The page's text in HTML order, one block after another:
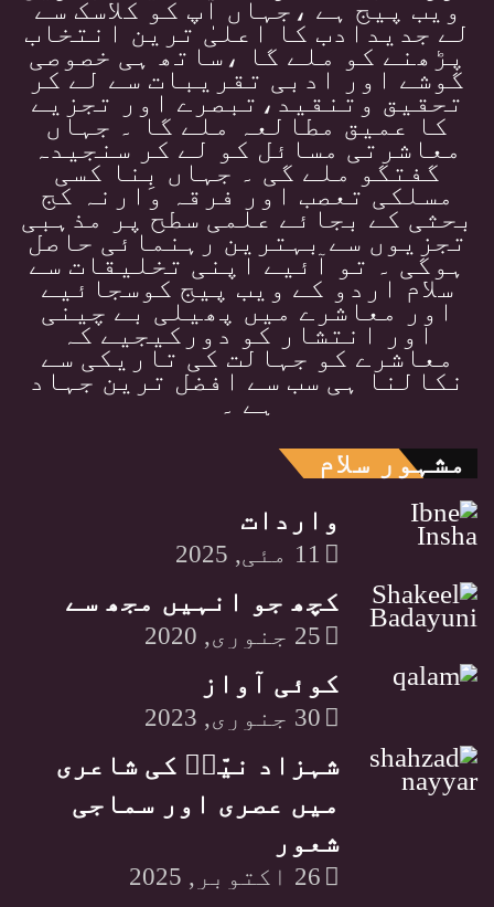
ویب پیج ہے ،جہاں آپ کو کلاسک سے
لے جدیدادب کا اعلیٰ ترین انتخاب
پڑھنے کو ملے گا ،ساتھ ہی خصوصی
گوشے اور ادبی تقریبات سے لے کر
تحقیق وتنقید،تبصرے اور تجزیے
کا عمیق مطالعہ ملے گا ۔ جہاں
معاشرتی مسائل کو لے کر سنجیدہ
گفتگو ملے گی ۔ جہاں بِنا کسی
مسلکی تعصب اور فرقہ وارنہ کج
بحثی کے بجائے علمی سطح پر مذہبی
تجزیوں سے بہترین رہنمائی حاصل
ہوگی ۔ تو آئیے اپنی تخلیقات سے
سلام اردو کے ویب پیج کوسجائیے
اور معاشرے میں پھیلی بے چینی
اور انتشار کو دورکیجیے کہ
معاشرے کو جہالت کی تاریکی سے
نکالنا ہی سب سے افضل ترین جہاد
ہے ۔
مشہور سلام
واردات
11 مئی, 2025
کچھ جو انہیں مجھ سے
25 جنوری, 2020
کوئی آواز
30 جنوری, 2023
شہزاد نیّرؔ کی شاعری
میں عصری اور سماجی
شعور
26 اکتوبر, 2025